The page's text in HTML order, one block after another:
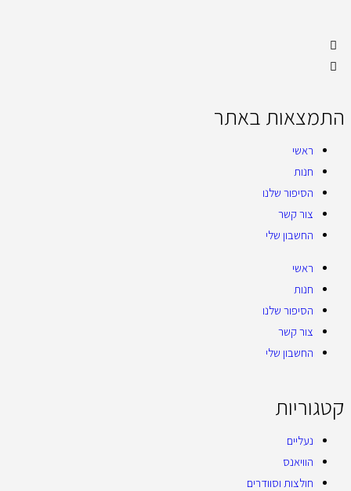
התמצאות באתר
ראשי
חנות
הסיפור שלנו
צור קשר
החשבון שלי
ראשי
חנות
הסיפור שלנו
צור קשר
החשבון שלי
קטגוריות
נעליים
הוויאנס
חולצות וסוודרים